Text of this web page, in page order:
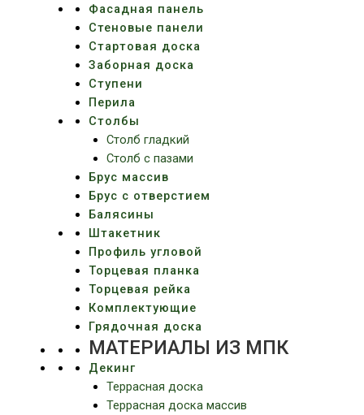
Фасадная панель
Стеновые панели
Стартовая доска
Заборная доска
Ступени
Перила
Столбы
Столб гладкий
Столб с пазами
Брус массив
Брус с отверстием
Балясины
Штакетник
Профиль угловой
Торцевая планка
Торцевая рейка
Комплектующие
Грядочная доска
МАТЕРИАЛЫ ИЗ МПК
Декинг
Террасная доска
Террасная доска массив